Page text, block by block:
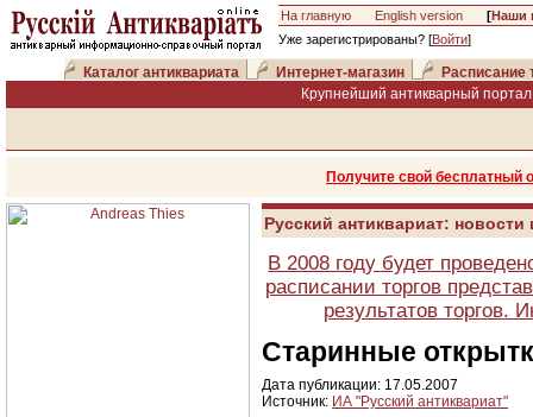
На главную English version [Наши
Уже зарегистрированы? [Войти]
Каталог антиквариата Интернет-магазин
Расписание
Крупнейший антикварный
Получите свой
Русский антиквариат:
В 2008 году будет
расписании торгов
результатов торгов.
Старинные
Дата публикации: 17.05.2007
Источник: ИА "Русский антиквариат"